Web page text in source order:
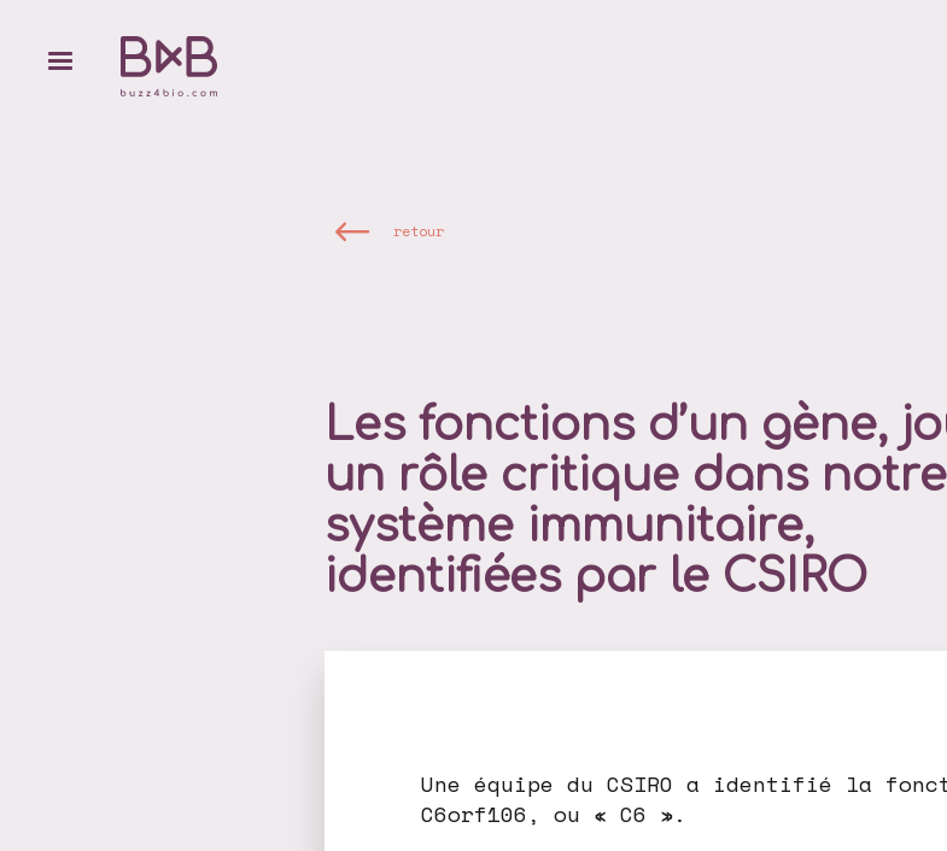
retour
Les fonctions d’un gène,
un rôle critique dans notre
système immunitaire,
identifiées par le CSIRO
Une équipe du CSIRO a identifié la
C6orf106, ou « C6 ».